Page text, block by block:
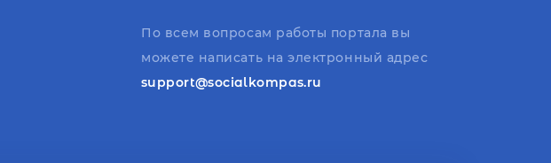
По всем вопросам работы портала вы
можете написать на электронный адрес
support@socialkompas.ru